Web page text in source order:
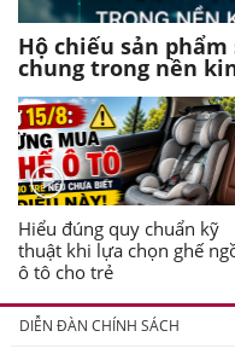
Hộ chiếu sản
chung trong nền
Hiểu đúng quy chuẩn kỹ
thuật khi lựa chọn ghế
ô tô cho trẻ
DIỄN ĐÀN CHÍNH SÁCH